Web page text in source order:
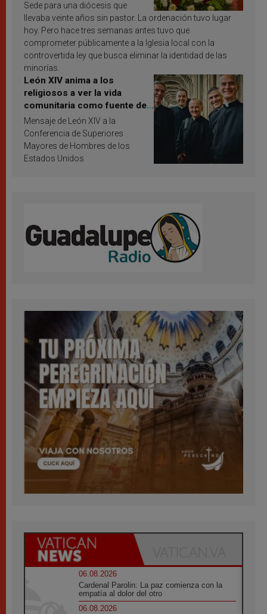
Sede para una diócesis que
llevaba veinte años sin pastor. La ordenación tuvo lugar
hoy. Pero hace tres semanas antes tuvo que
comprometer públicamente a la Iglesia local con la
controvertida ley que busca eliminar la identidad de las
minorías.
León XIV anima a los
religiosos a ver la vida
comunitaria como fuente de
inspiración y santificación
Mensaje de León XIV a la
Conferencia de Superiores
Mayores de Hombres de los
Estados Unidos
06.08.2026
Cardenal Parolin: La paz comienza con la
empatía al dolor del otro
06.08.2026